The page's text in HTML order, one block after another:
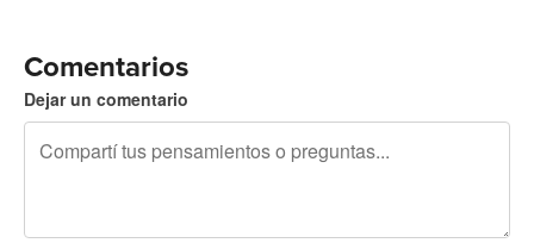
Comentarios
Dejar un comentario